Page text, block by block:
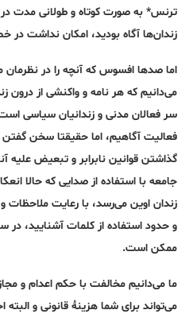
ترنس* به صورت کوتاه و طولانی مدت در
زندان‌ها آگاه بودید، امکان نداشت
اما صدها افسوس که آنچه را در
می‌دانیم که هر نامه و واکنشی از
سر فعالان مدنی و زندانیان سیاسی
فعالیت آگاهیم، اما حقیقتا سخن گفتن
گذاشتن قوانین نابرابر و تبعیض علیه
جامعه با استفاده از صدایی که حالا
زندان اوین می‌رسد، با رعایت
و حدود استفاده از کلمات آشنایید، در
ممکن است.
می‌تواند برای شما هزینۀ قانونی و